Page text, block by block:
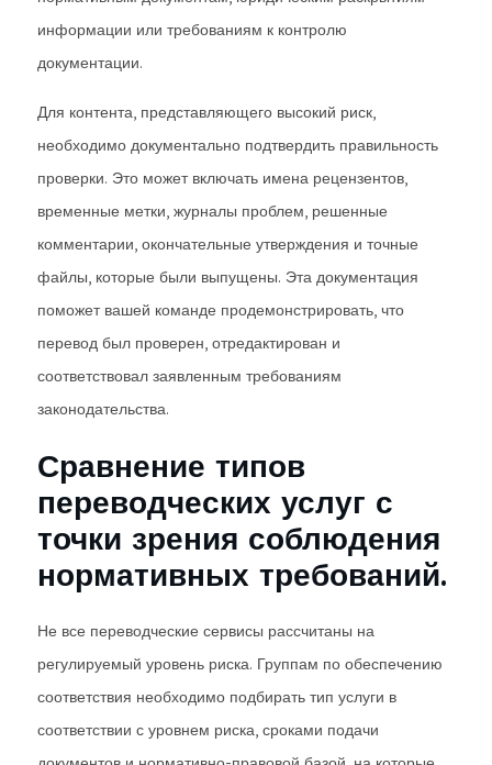
информации или требованиям к контролю
документации.
Для контента, представляющего высокий риск,
необходимо документально подтвердить правильность
проверки. Это может включать имена рецензентов,
временные метки, журналы проблем, решенные
комментарии, окончательные утверждения и точные
файлы, которые были выпущены. Эта документация
поможет вашей команде продемонстрировать, что
перевод был проверен, отредактирован и
соответствовал заявленным требованиям
законодательства.
Сравнение типов
переводческих услуг с
точки зрения соблюдения
нормативных требований.
Не все переводческие сервисы рассчитаны на
регулируемый уровень риска. Группам по обеспечению
соответствия необходимо подбирать тип услуги в
соответствии с уровнем риска, сроками подачи